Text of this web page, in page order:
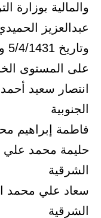
والمالية بوزارة
على المستوى
انتصار سعيد
الجنوبية
فاطمة إبراهيم
حليمة محمد علي
الشرقية
سعاد علي محمد
الشرقية